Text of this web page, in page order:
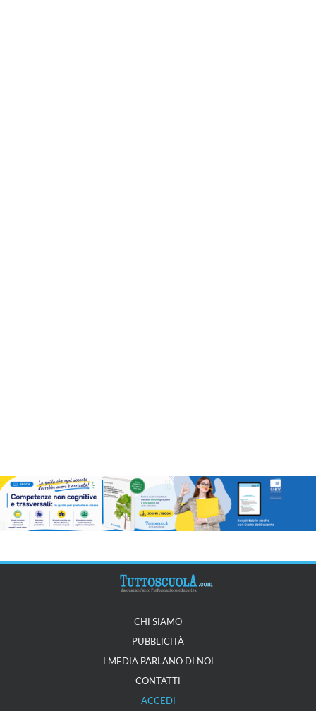
CHI SIAMO
PUBBLICITÀ
I MEDIA PARLANO DI NOI
CONTATTI
ACCEDI